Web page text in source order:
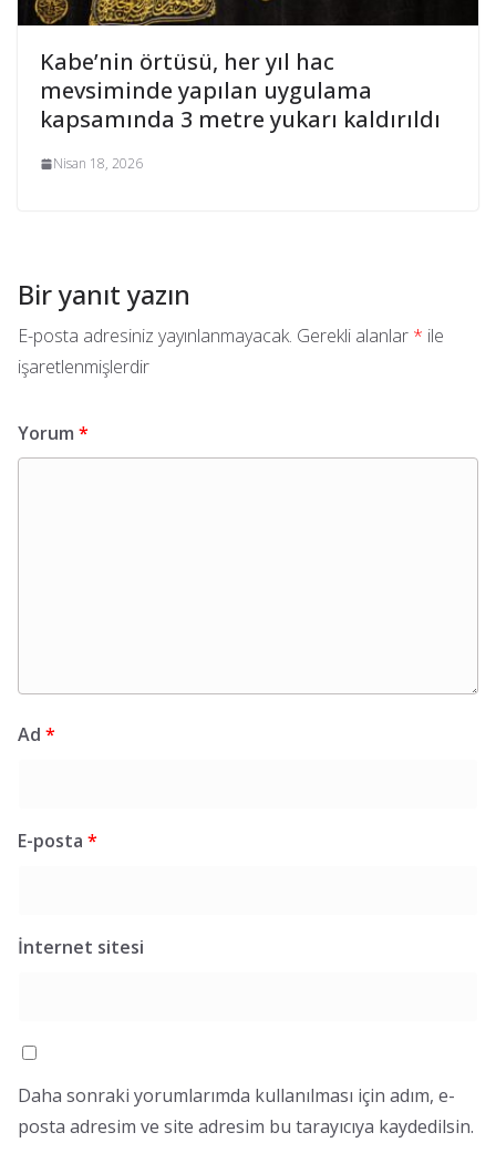
Kabe’nin örtüsü, her yıl hac
mevsiminde yapılan uygulama
kapsamında 3 metre yukarı kaldırıldı
Nisan 18, 2026
Bir yanıt yazın
E-posta adresiniz yayınlanmayacak. Gerekli alanlar * ile
işaretlenmişlerdir
Yorum *
Ad *
E-posta *
İnternet sitesi
Daha sonraki yorumlarımda kullanılması için adım, e-
posta adresim ve site adresim bu tarayıcıya kaydedilsin.